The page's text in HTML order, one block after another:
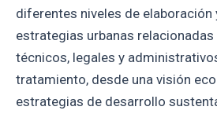
diferentes niveles de elaboración
estrategias urbanas
técnicos, legales y
tratamiento, desde una visión
estrategias de desarrollo